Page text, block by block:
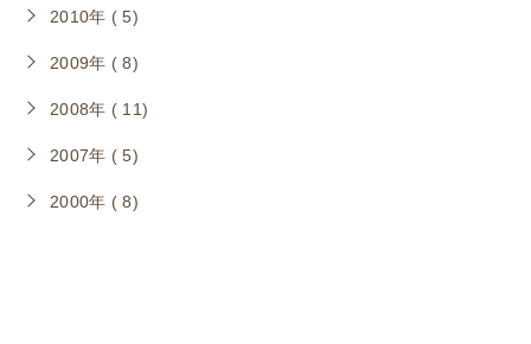
2010年 ( 5)
2009年 ( 8)
2008年 ( 11)
2007年 ( 5)
2000年 ( 8)